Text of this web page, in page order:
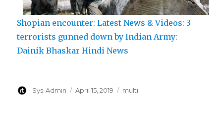
Shopian encounter: Latest News & Videos: 3
terrorists gunned down by Indian Army:
Dainik Bhaskar Hindi News
Author
Sys-Admin
Posted
April 15, 2019 Categories
multi